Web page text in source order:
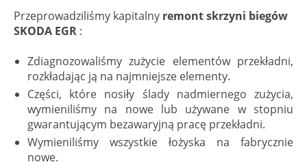
Przeprowadziliśmy kapitalny remont skrzyni biegów
SKODA EGR :
Zdiagnozowaliśmy zużycie elementów przekładni,
rozkładając ją na najmniejsze elementy.
Części, które nosiły ślady nadmiernego zużycia,
wymieniliśmy na nowe lub używane w stopniu
gwarantującym bezawaryjną pracę przekładni.
Wymieniliśmy wszystkie łożyska na fabrycznie
nowe.